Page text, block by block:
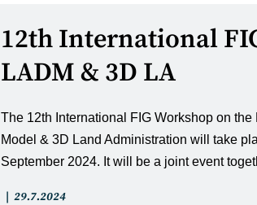
12th International
LADM & 3D LA
The 12th International FIG Workshop on
Model & 3D Land Administration will take
September 2024. It will be a joint event
Artikkelin
Artikkeli
29.7.2024